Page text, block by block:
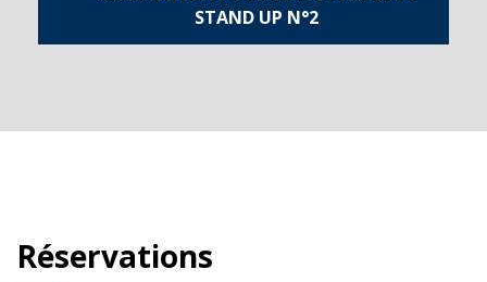
STAND UP N°2
Réservations